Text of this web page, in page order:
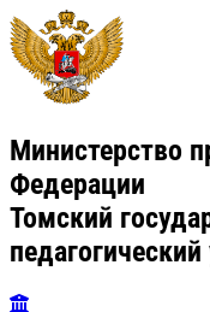
Министерство
Федерации
Томский